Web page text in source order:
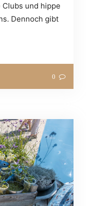
und hippe
Dennoch gibt
0